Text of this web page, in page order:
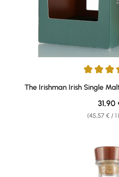
Durchschnittliche Bewertung
The Irishman Irish Single
(45,57 € / 1
31,90